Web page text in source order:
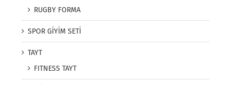
RUGBY FORMA
SPOR GİYİM SETİ
TAYT
FITNESS TAYT